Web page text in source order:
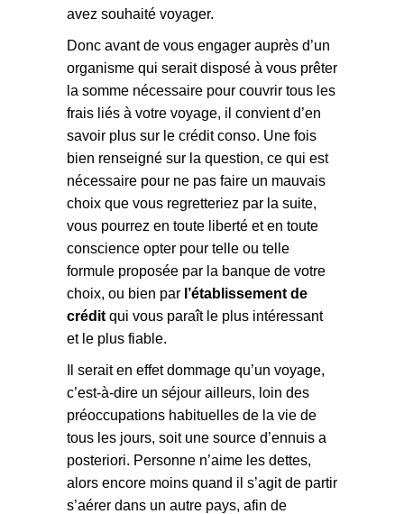
avez souhaité voyager.
Donc avant de vous engager auprès d’un
organisme qui serait disposé à vous prêter
la somme nécessaire pour couvrir tous les
frais liés à votre voyage, il convient d’en
savoir plus sur le crédit conso. Une fois
bien renseigné sur la question, ce qui est
nécessaire pour ne pas faire un mauvais
choix que vous regretteriez par la suite,
vous pourrez en toute liberté et en toute
conscience opter pour telle ou telle
formule proposée par la banque de votre
choix, ou bien par l’établissement de
crédit qui vous paraît le plus intéressant
et le plus fiable.
Il serait en effet dommage qu’un voyage,
c’est-à-dire un séjour ailleurs, loin des
préoccupations habituelles de la vie de
tous les jours, soit une source d’ennuis a
posteriori. Personne n’aime les dettes,
alors encore moins quand il s’agit de partir
s’aérer dans un autre pays, afin de